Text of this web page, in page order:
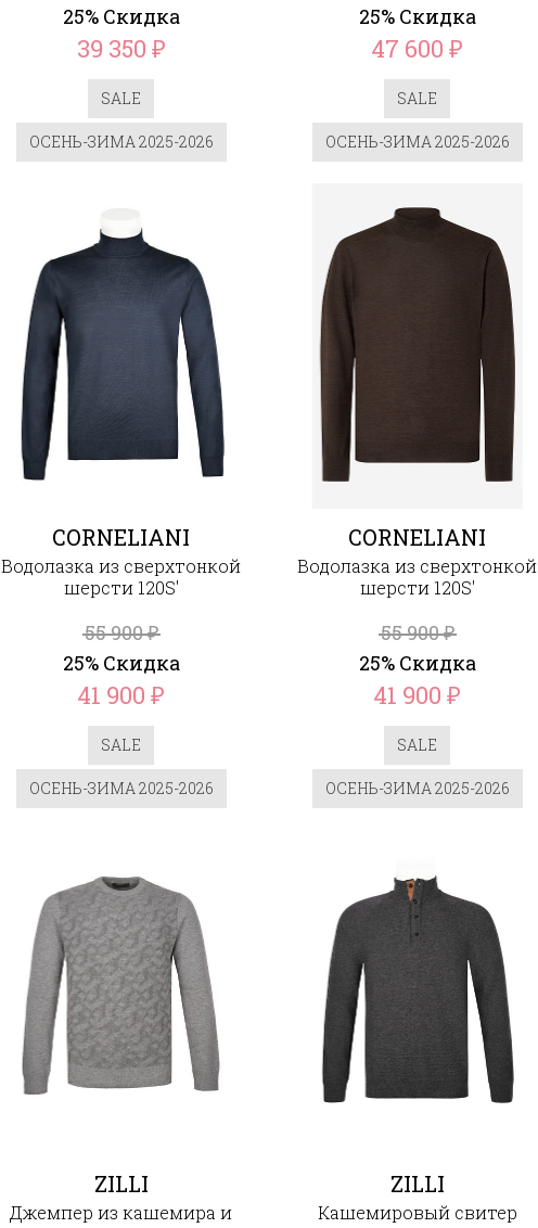
25% Скидка
39 350 ₽
SALE
ОСЕНЬ-ЗИМА 2025-2026
25% Скидка
47 600₽
SALE
ОСЕНЬ-ЗИМА 2025-2026
CORNELIANI
Водолазка из сверхтонкой
шерсти 120S'
55 900₽
25% Скидка
41 900₽
SALE
ОСЕНЬ-ЗИМА 2025-2026
CORNELIANI
Водолазка из сверхтонкой
шерсти 120S'
55 900₽
25% Скидка
41 900₽
SALE
ОСЕНЬ-ЗИМА 2025-2026
ZILLI
Джемпер из кашемира и
ZILLI
Кашемировый свитер